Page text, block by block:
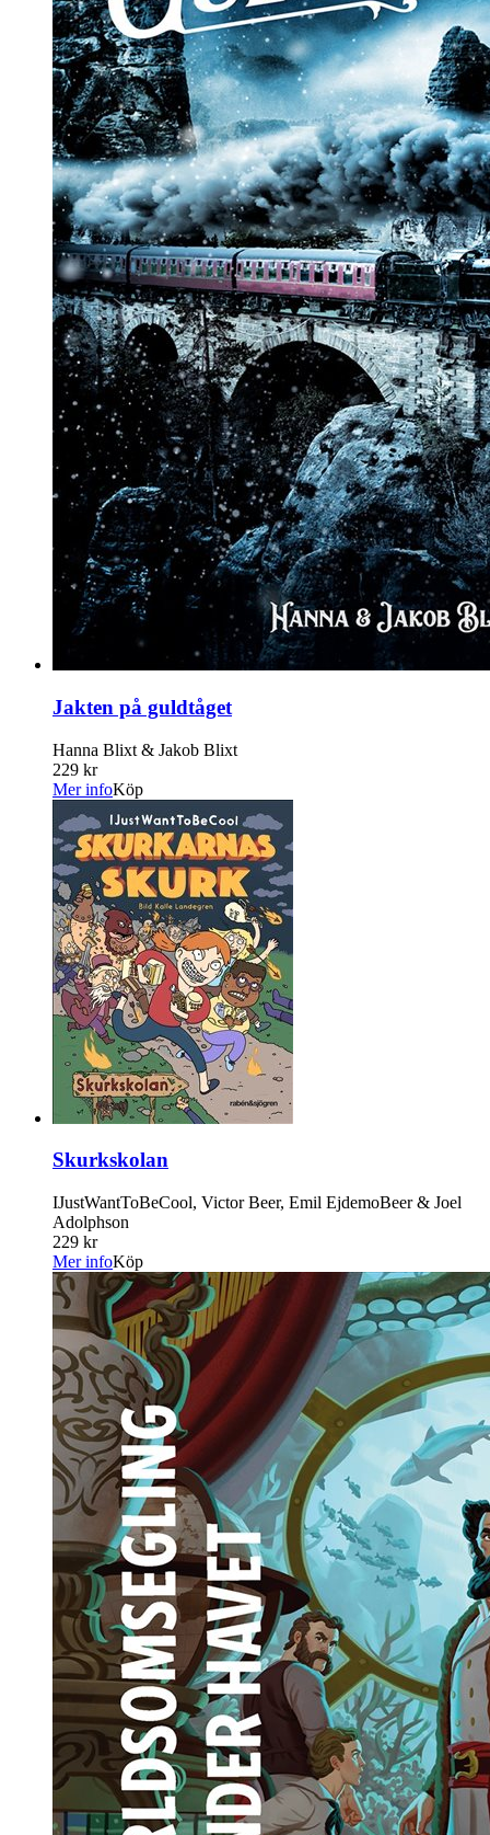
Jakten på guldtåget
Hanna Blixt & Jakob Blixt
229 kr
Mer infoKöp
Skurkskolan
IJustWantToBeCool, Victor Beer, Emil EjdemoBeer & Joel
Adolphson
229 kr
Mer infoKöp